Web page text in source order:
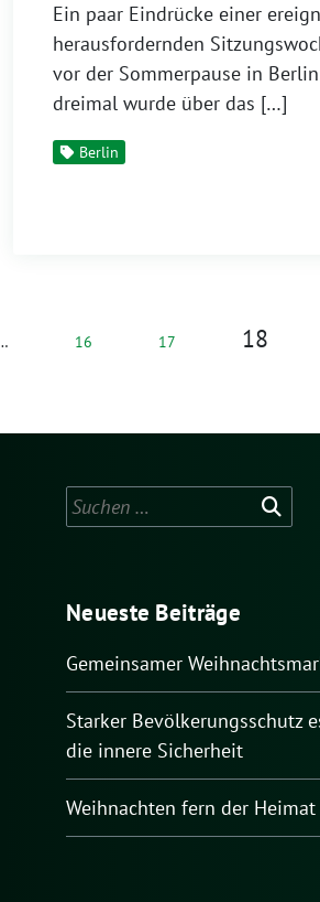
Ein paar Eindrücke einer
herausfordernden
vor der Sommerpause in
dreimal wurde über das […]
Berlin
16 17 18
Suchen
nach:
Neueste Beiträge
Gemeinsamer
Starker Bevölkerungsschutz
die innere Sicherheit
Weihnachten fern der Heimat